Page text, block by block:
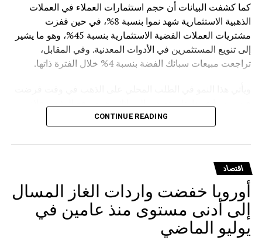
كما كشفت البيانات أن حجم استثمارات العملاء في العملات
الذهبية الاستثمارية شهد نموا بنسبة 8%، في حين قفزت
مشتريات العملات الفضية الاستثمارية بنسبة 45%، وهو ما يشير
إلى تنويع المستثمرين في الأدوات المعدنية. وفي المقابل،
تراجعت مبيعات سبائك الفضة بنسبة 4% خلال الفترة ذاتها.
بوتين في مارس الماضي مرسوما يمنع تصدير سبائك الذهب التي
المغادرين من مطارات موسكو الثلاثة (شيريميتيفو ودوموديدوفو
وفنوكوفو) ومطار فلاديفوستوك (كنيفيتشي) بشرط حصولهم
على تصريح مسبق من هيئة الرقابة الروسية على المعادن
الثمينة.
CONTINUE READING
اقتصاد
أوروبا خفضت واردات الغاز المسال
إلى أدنى مستوى منذ عامين في
يوليو الماضي